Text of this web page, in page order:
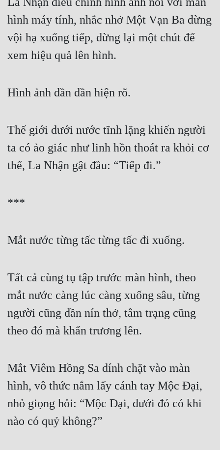
hình máy tính, nhắc nhở Một Vạn Ba đừng
vội hạ xuống tiếp, dừng lại một chút để
xem hiệu quả lên hình.
Hình ảnh dần dần hiện rõ.
Thế giới dưới nước tĩnh lặng khiến người
ta có ảo giác như linh hồn thoát ra khỏi cơ
thể, La Nhận gật đầu: “Tiếp đi.”
***
Mắt nước từng tấc từng tấc đi xuống.
Tất cả cùng tụ tập trước màn hình, theo
mắt nước càng lúc càng xuống sâu, từng
người cũng dần nín thở, tâm trạng cũng
theo đó mà khẩn trương lên.
Mắt Viêm Hồng Sa dính chặt vào màn
hình, vô thức nắm lấy cánh tay Mộc Đại,
nhỏ giọng hỏi: “Mộc Đại, dưới đó có khi
nào có quỷ không?”